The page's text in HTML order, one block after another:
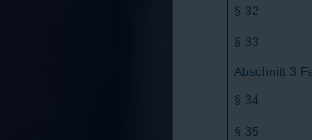
§ 32
§ 33
Abschnitt 3
§ 34
§ 35